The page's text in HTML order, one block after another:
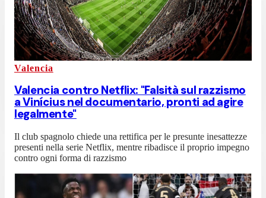
Valencia
Valencia contro Netflix: "Falsità sul razzismo
a Vinícius nel documentario, pronti ad agire
legalmente"
Il club spagnolo chiede una rettifica per le presunte inesattezze
presenti nella serie Netflix, mentre ribadisce il proprio impegno
contro ogni forma di razzismo